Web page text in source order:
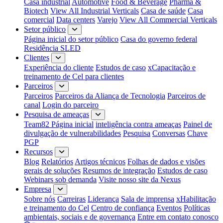
Biotech View All Industrial Verticals Casa de saúde Casa
comercial Data centers Varejo View All Commercial Verticals
Setor público
Página inicial do setor público Casa do governo federal
Residência SLED
Clientes
Experiência do cliente Estudos de caso xCapacitação e
treinamento de Cel para clientes
Parceiros
Parceiros Parceiros da Aliança de Tecnologia Parceiros de
canal Login do parceiro
Pesquisa de ameaças
Team82 Página inicial inteligência contra ameaças Painel de
divulgação de vulnerabilidades Pesquisa Conversas Chave
PGP
Recursos
Blog Relatórios Artigos técnicos Folhas de dados e visões
gerais de soluções Resumos de integração Estudos de caso
Webinars sob demanda Visite nosso site da Nexus
Empresa
Sobre nós Carreiras Liderança Sala de imprensa xHabilitação
e treinamento do Cel Centro de confiança Eventos Políticas
ambientais, sociais e de governança Entre em contato conosco